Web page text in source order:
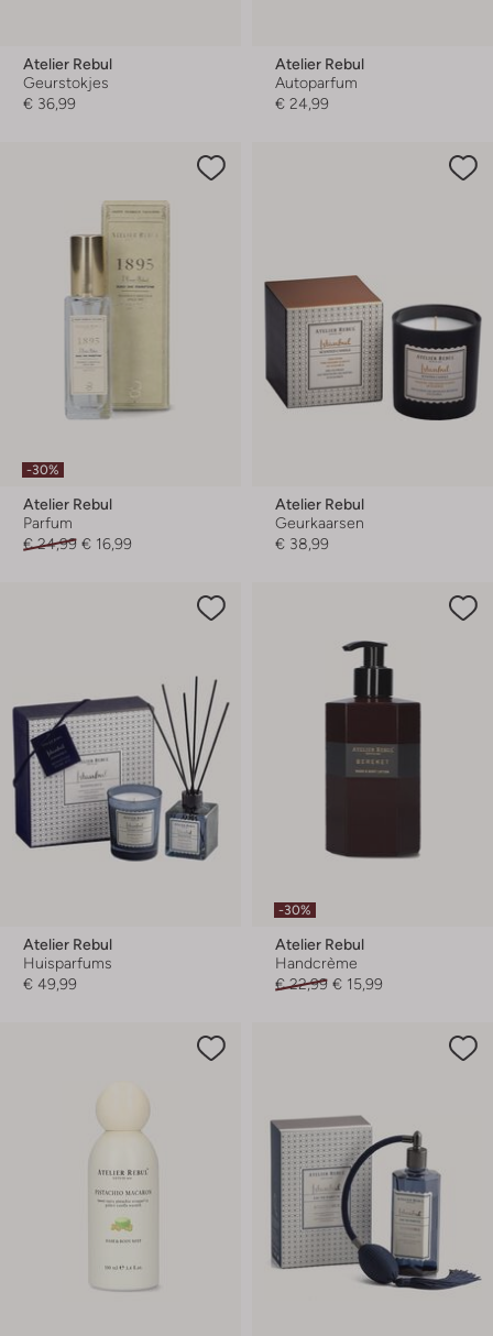
Atelier Rebul
Geurstokjes
€ 36,99
Atelier Rebul
Autoparfum
€ 24,99
-30%
Atelier Rebul
Parfum
€ 24,99 € 16,99
Atelier Rebul
Geurkaarsen
€ 38,99
Atelier Rebul
Huisparfums
€ 49,99
-30%
Atelier Rebul
Handcrème
€ 22,99 € 15,99